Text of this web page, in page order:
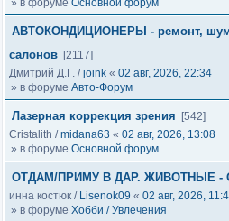
» в форуме Основной форум
АВТОКОНДИЦИОНЕРЫ - ремонт,
салонов [2117]
Дмитрий Д.Г. /joink « 02 авг, 2026, 22:34
» в форуме Авто-Форум
Лазерная коррекция зрения
[542]
Cristalith /midana63 « 02 авг, 2026, 13:08
» в форуме Основной форум
ОТДАМ/ПРИМУ В ДАР. ЖИВОТНЫЕ -
инна костюк / Lisenok09 « 02 авг, 2026,
» в форуме Хобби / Увлечения